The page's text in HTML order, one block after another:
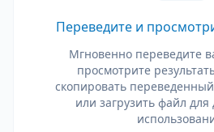
Переведите и
Мгновенно переведите
просмотрите
скопировать
или загрузить файл